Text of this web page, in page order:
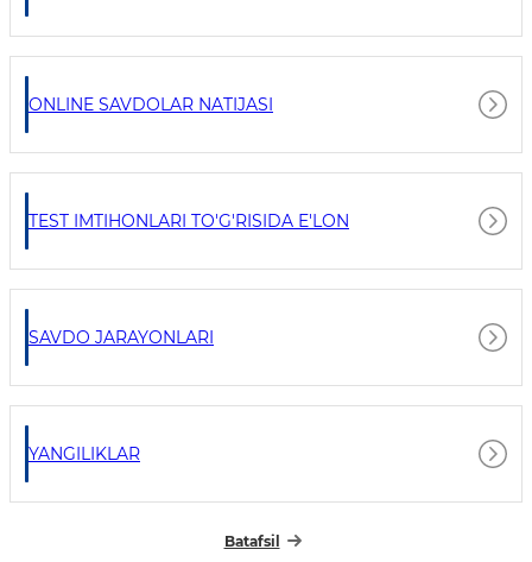
ONLINE SAVDOLAR NATIJASI
TEST IMTIHONLARI TO'G'RISIDA E'LON
SAVDO JARAYONLARI
YANGILIKLAR
Batafsil